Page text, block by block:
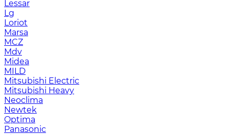
Lessar
Lg
Loriot
Marsa
MCZ
Mdv
Midea
MILD
Mitsubishi Electric
Mitsubishi Heavy
Neoclima
Newtek
Optima
Panasonic